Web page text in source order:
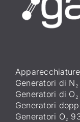
Generatori di N₂
Generatori di O₂
Generatori
Generatori O₂